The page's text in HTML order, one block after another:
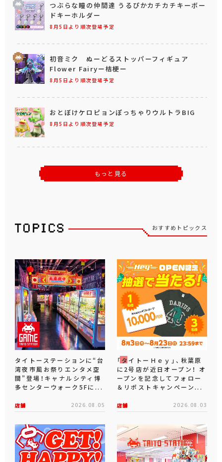
8月5日より順次登場予定
つぶらな瞳の仲間達 うるぴかカチカチキーボー
ドキーホルダー
8月5日より順次登場予定
初音ミク ぬーどるストッパーフィギュア
Flower Fairyー桔梗ー
8月5日より順次登場予定
おとぼけケロピョンぽっちゃりウルトラBIG
もっと見る
おすすめトピックス
タイトーステーションに“台
湾夜市風お祭りエンタメ空
間”登場！キャナルシティ博
多センターウォーク5Fに...
店舗 2026.08.05
「タイトーＨｅｙ」、秋葉原
に2号店が近日オープン！ オ
ープンを記念してフォロー
＆リポストキャンペーン...
店舗 2026.08.03